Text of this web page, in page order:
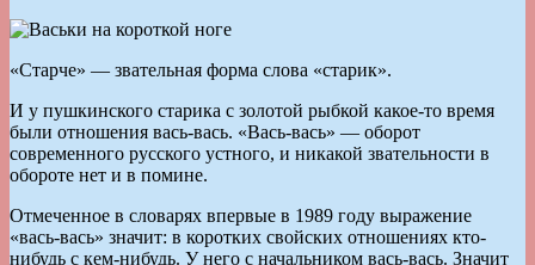
«Старче» — звательная форма слова «старик».
И у пушкинского старика с золотой рыбкой какое-то время
были отношения вась-вась. «Вась-вась» — оборот
современного русского устного, и никакой звательности в
обороте нет и в помине.
Отмеченное в словарях впервые в 1989 году выражение
«вась-вась» значит: в коротких свойских отношениях кто-
нибудь с кем-нибудь. У него с начальником вась-вась. Значит